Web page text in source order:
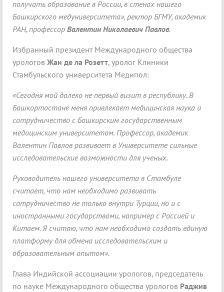
получать образование в России, в стенах нашего
Башкирского медуниверситета», ректор БГМУ, академик
РАН, профессор Валентин Николаевич Павлов.
Избранный президент Международного общества
урологов Жан де ла Розетт, уролог Клиники
Стамбульского университета Медипол:
«Сегодня мой далеко не первый визит в республику. В
Башкортостане меня привлекает медицинская наука и
сотрудничество с Башкирским государственным
медицинским университетом. Профессор, академик
Валентин Павлов развивает в Университете сильные
исследовательские возможности для ученых.
Руководитель нашего университета в Стамбуле
считает, что нам необходимо развивать
сотрудничество не только внутри Турции, но и с
иностранными государствами, например с Россией и
Китаем. Я считаю, что нам необходимо создать единую
платформу для обмена исследовательским и
образовательным опытом».
Глава Индийской ассоциации урологов, председатель
по науке Международного общества урологов Раджив